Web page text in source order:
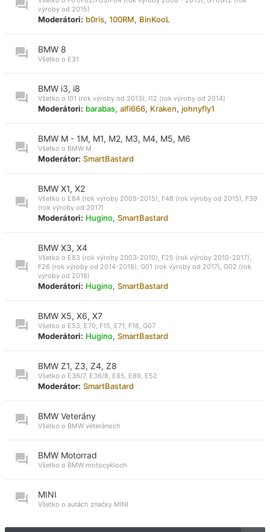
výroby od 2015)
Moderátori: b0ris, 100RM, BinKooL
BMW 8
Všetko o E31
BMW i3, i8
Všetko o I01 (rok výroby od 2013), I12 (rok výroby od 2014)
Moderátori: barabas, alfi666, Kraken, johnyfly1
BMW M - 1M, M1, M2, M3, M4, M5, M6
Všetko o BMW M
Moderátor: SmartBastard
BMW X1, X2
Všetko o E84 (rok výroby 2009-2015), F48 (rok výroby od 2015), F39
(rok výroby od 2017)
Moderátori: Hugino, SmartBastard
BMW X3, X4
Všetko o E83 (rok výroby 2003-2010), F25 (rok výroby 2010-2017),
F26 (rok výroby od 2014-2018), G01 (rok výroby od 2017), G02 (rok
výroby od 2018)
Moderátori: Hugino, SmartBastard
BMW X5, X6, X7
Všetko o E53, E70, F15, E71, F16, G07
Moderátori: Hugino, SmartBastard
BMW Z1, Z3, Z4, Z8
Všetko o E36/7, E36/8, E85, E89, E52
Moderátor: SmartBastard
BMW Veterány
Všetko o BMW veteránoch
BMW Motorrad
Všetko o BMW motocykloch
MINI
Všetko o autách značky MINI